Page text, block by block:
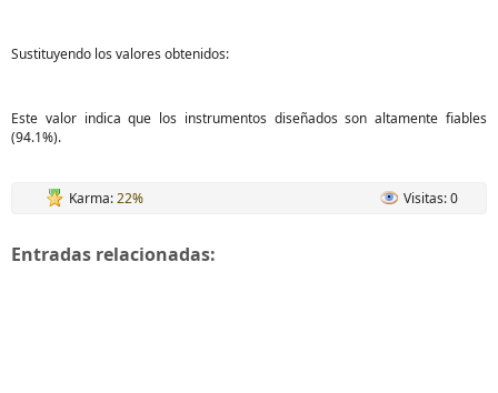
Sustituyendo los valores obtenidos:
Este valor indica que los instrumentos diseñados son altamente fiables
(94.1%).
Karma:22% Visitas: 0
Entradas relacionadas: